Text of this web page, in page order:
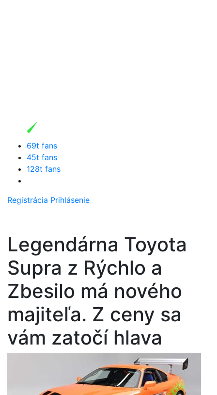
69t fans
45t fans
128t fans
Registrácia Prihlásenie
Legendárna Toyota
Supra z Rýchlo a
Zbesilo má nového
majiteľa. Z ceny sa
vám zatočí hlava